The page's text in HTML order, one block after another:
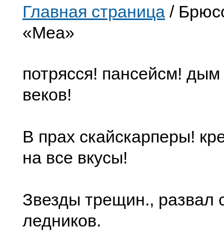
Главная страница /
«Меа»
потрясся! пансейсм! дым
веков!
В прах скайскарперы!
на все вкусы!
Звезды трещин., развал
ледников.